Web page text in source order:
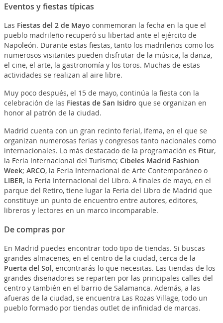
Eventos y fiestas típicas
Las Fiestas del 2 de Mayo conmemoran la fecha en la que el
pueblo madrileño recuperó su libertad ante el ejército de
Napoleón. Durante estas fiestas, tanto los madrileños como los
numerosos visitantes pueden disfrutar de la música, la danza,
el cine, el arte, la gastronomía y los toros. Muchas de estas
actividades se realizan al aire libre.
Muy poco después, el 15 de mayo, continúa la fiesta con la
celebración de las Fiestas de San Isidro que se organizan en
honor al patrón de la ciudad.
Madrid cuenta con un gran recinto ferial, Ifema, en el que se
organizan numerosas ferias y congresos tanto nacionales como
internacionales. Lo más destacado de la programación es Fitur,
la Feria Internacional del Turismo; Cibeles Madrid Fashion
Week; ARCO, la Feria Internacional de Arte Contemporáneo o
LIBER, la Feria Internacional del Libro. A finales de mayo, en el
parque del Retiro, tiene lugar la Feria del Libro de Madrid que
constituye un punto de encuentro entre autores, editores,
libreros y lectores en un marco incomparable.
De compras por
En Madrid puedes encontrar todo tipo de tiendas. Si buscas
grandes almacenes, en el centro de la ciudad, cerca de la
Puerta del Sol, encontrarás lo que necesitas. Las tiendas de los
grandes diseñadores se reparten por las principales calles del
centro y también en el barrio de Salamanca. Además, a las
afueras de la ciudad, se encuentra Las Rozas Village, todo un
pueblo formado por tiendas outlet de infinidad de marcas.